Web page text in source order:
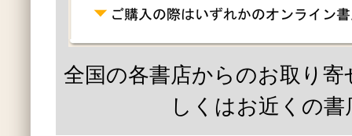
全国の各書店からのお取り
しくはお近くの書